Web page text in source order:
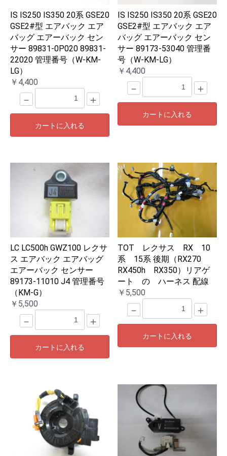
IS IS250 IS350 20系 GSE20
GSE2#型 エアバック エア
バッグ エアーバック セン
サー 89831-0P020 89831-
22020 管理番号（W-KM-
LG）
￥4,400
－ ＋
カートに入れる
IS IS250 IS350 20系 GSE20
GSE2#型 エアバック エア
バッグ エアーバック セン
サー 89173-53040 管理番
号（W-KM-LG）
￥4,400
－ ＋
カートに入れる
LC LC500h GWZ100 レクサ
ス エアバック エアバッグ
エアーバック センサー
89173-11010 J4 管理番号
（KM-G）
￥5,500
－ ＋
カートに入れる
TOT レクサス RX 10
系 15系 後期（RX270
RX450h RX350）リアゲ
ート の ハーネス 配線
￥5,500
－ ＋
カートに入れる